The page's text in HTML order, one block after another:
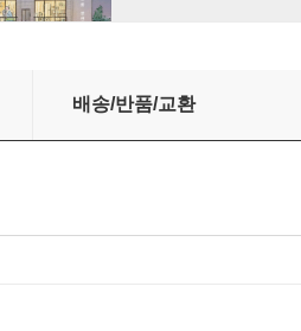
배송/반품/교환